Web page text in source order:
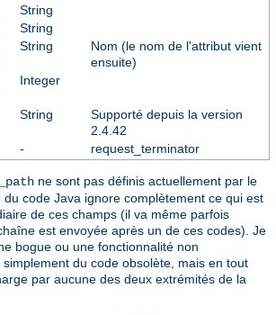
String
String
String
Nom (le nom de l'attribut vient
ensuite)
Integer
String
Supporté depuis la version
2.4.42
- request_terminator
ne sont pas définis actuellement par le
code Java ignore complètement ce qui est
de ces champs (il va même parfois
est envoyée après un de ces codes). Je
bogue ou une fonctionnalité non
du code obsolète, mais en tout
par aucune des deux extrémités de la